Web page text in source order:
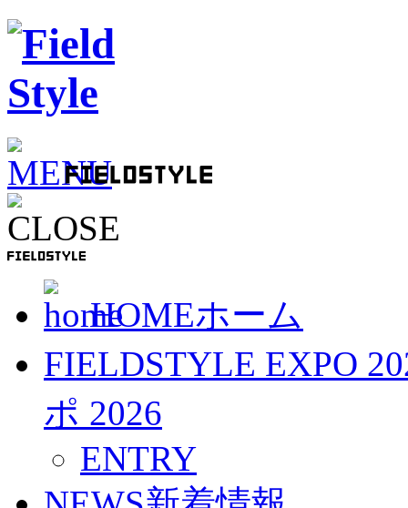
HOMEホーム
FIELDSTYLE EXPO
ポ 2026
ENTRY